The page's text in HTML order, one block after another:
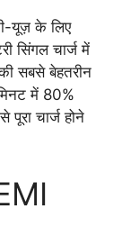
यूज़ के लिए
सिंगल चार्ज में
सबसे बेहतरीन
में 80%
पूरा चार्ज होने